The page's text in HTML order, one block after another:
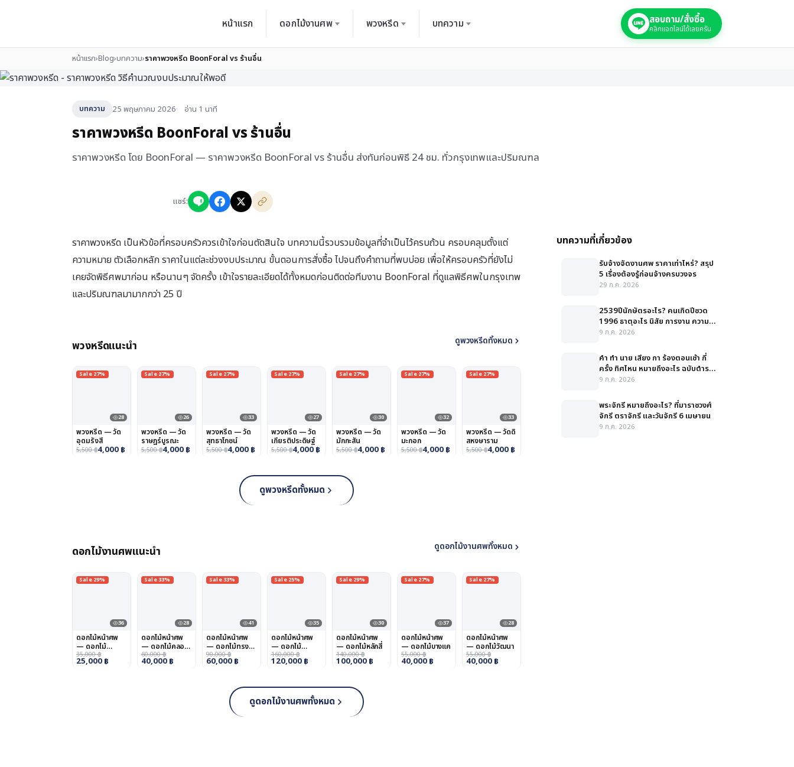
หน้าแรก ดอกไม้งานศพ พวงหรีด บทความ สอบถาม/สั่งซื้อ
คลิกแอดไลน์ได้เลยครับ
หน้าแรก›Blog›บทความ›ราคาพวงหรีด BoonForal vs ร้านอื่น
บทความ 25 พฤษภาคม 2026 อ่าน 1 นาที
ราคาพวงหรีด BoonForal vs ร้านอื่น
ราคาพวงหรีด โดย BoonForal — ราคาพวงหรีด BoonForal vs ร้านอื่น ส่งทันก่อนพิธี 24 ชม. ทั่วกรุงเทพและปริมณฑล
แชร์:
ราคาพวงหรีด เป็นหัวข้อที่ครอบครัวควรเข้าใจก่อนตัดสินใจ บทความนี้รวบรวมข้อมูลที่จำเป็นไว้ครบถ้วน ครอบคลุมตั้งแต่
ความหมาย ตัวเลือกหลัก ราคาในแต่ละช่วงงบประมาณ ขั้นตอนการสั่งซื้อ ไปจนถึงคำถามที่พบบ่อย เพื่อให้ครอบครัวที่ยังไม่
เคยจัดพิธีศพมาก่อน หรือนานๆ จัดครั้ง เข้าใจรายละเอียดได้ทั้งหมดก่อนติดต่อทีมงาน BoonForal ที่ดูแลพิธีศพในกรุงเทพ
และปริมณฑลมามากกว่า 25 ปี
พวงหรีดแนะนำ ดูพวงหรีดทั้งหมด
Sale 27%
28
พวงหรีด — วัด
อุดมรังสี
5,500฿4,000 ฿
Sale 27%
26
พวงหรีด — วัด
ราษฎร์บูรณะ
5,500฿4,000 ฿
Sale 27%
33
พวงหรีด — วัด
สุทธาโภชน์
5,500฿4,000 ฿
Sale 27%
27
พวงหรีด — วัด
เกียรติประดิษฐ์
5,500฿4,000 ฿
Sale 27%
30
พวงหรีด — วัด
มักกะสัน
5,500฿4,000 ฿
Sale 27%
32
พวงหรีด — วัด
มะกอก
5,500฿4,000 ฿
Sale 27%
33
พวงหรีด — วัดดิ
สหงษาราม
5,500฿4,000 ฿
ดูพวงหรีดทั้งหมด
ดอกไม้งานศพแนะนำ ดูดอกไม้งานศพทั้งหมด
Sale 29%
36
ดอกไม้หน้าศพ
— ดอกไม้
ดอนเมือง
35,000฿
25,000 ฿
Sale 33%
28
ดอกไม้หน้าศพ
— ดอกไม้คลอง
สามวา
60,000฿
40,000 ฿
Sale 33%
41
ดอกไม้หน้าศพ
— ดอกไม้ทรง
คนอง
90,000฿
60,000 ฿
Sale 25%
35
ดอกไม้หน้าศพ
— ดอกไม้
หนองจอก
160,000฿
120,000 ฿
Sale 29%
30
ดอกไม้หน้าศพ
— ดอกไม้หลักสี่
140,000฿
100,000 ฿
Sale 27%
37
ดอกไม้หน้าศพ
— ดอกไม้บางแค
55,000฿
40,000 ฿
Sale 27%
28
ดอกไม้หน้าศพ
— ดอกไม้วัฒนา
55,000฿
40,000 ฿
ดูดอกไม้งานศพทั้งหมด
บทความที่เกี่ยวข้อง
รับจ้างจัดงานศพ ราคาเท่าไหร่? สรุป
5 เรื่องต้องรู้ก่อนจ้างครบวงจร
29 ก.ค. 2026
2539ปีนักษัตรอะไร? คนเกิดปีชวด
1996 ธาตุอะไร นิสัย การงาน ความ
รัก สีมงคล
9 ก.ค. 2026
คํา ทํา นาย เสียง กา ร้องตอนเช้า กี่
ครั้ง ทิศไหน หมายถึงอะไร ฉบับตำรา
ละเอียด
9 ก.ค. 2026
พระจักรี หมายถึงอะไร? ที่มาราชวงศ์
จักรี ตราจักรี และวันจักรี 6 เมษายน
9 ก.ค. 2026